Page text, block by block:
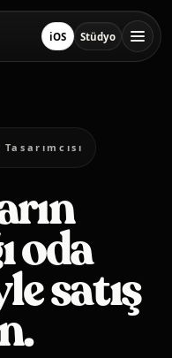
iOSApp Store'ten İndir
StüdyoStüdyoyu Aç
oda
satış